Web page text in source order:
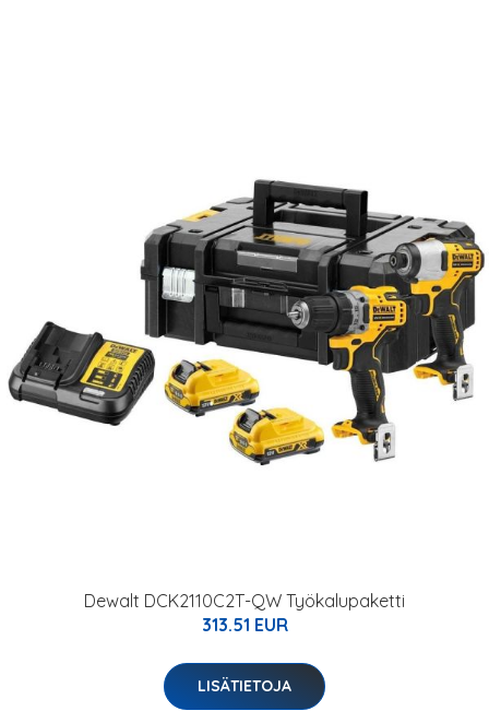
Dewalt DCK2110C2T-QW Työkalupaketti
313.51 EUR
LISÄTIETOJA